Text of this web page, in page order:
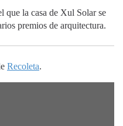
que la casa de Xul Solar se
premios de arquitectura.
Recoleta.